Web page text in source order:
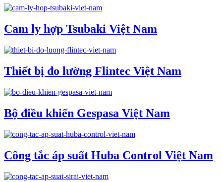
Cam ly hợp Tsubaki Việt Nam
Thiết bị đo lường Flintec Việt Nam
Bộ điều khiển Gespasa Việt Nam
Công tắc áp suất Huba Control Việt Nam